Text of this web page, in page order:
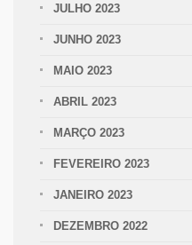
JULHO 2023
JUNHO 2023
MAIO 2023
ABRIL 2023
MARÇO 2023
FEVEREIRO 2023
JANEIRO 2023
DEZEMBRO 2022